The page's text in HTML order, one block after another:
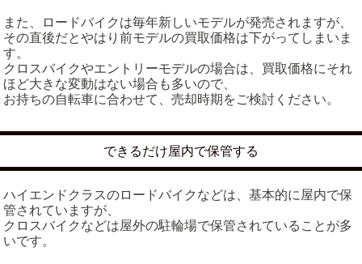
また、ロードバイクは毎年新しいモデルが発売されますが、
その直後だとやはり前モデルの買取価格は下がってしまいま
す。
クロスバイクやエントリーモデルの場合は、買取価格にそれ
ほど大きな変動はない場合も多いので、
お持ちの自転車に合わせて、売却時期をご検討ください。
できるだけ屋内で保管する
ハイエンドクラスのロードバイクなどは、基本的に屋内で保
管されていますが、
クロスバイクなどは屋外の駐輪場で保管されていることが多
いです。